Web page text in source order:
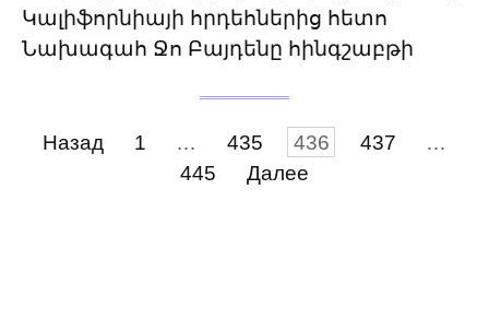
Կալիֆորնիայի հրդեհներից հետո
Նախագահ Ջո Բայդենը հինգշաբթի
Пагинация
Назад 1 … 435 436 437
…
445
Далее